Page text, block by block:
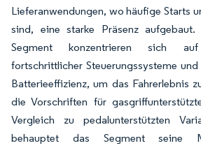
Lieferanwendungen, wo häufige Starts
sind, eine starke Präsenz
Segment konzentrieren sich
fortschrittlicher Steuerungssysteme
Batterieeffizienz, um das Fahrerlebnis
die Vorschriften für
Vergleich zu pedalunterstützten
behauptet das Segment seine